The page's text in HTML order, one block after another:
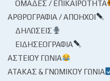
ΟΜΆΔΕΣ / ΕΠΙΚΑΙΡΌΤΗΤΑ
ΑΡΘΡΟΓΡΑΦΊΑ / ΑΠΌΗΧΟΙ
ΔΗΛΏΣΕΙΣ
ΕΙΔΗΣΕΟΓΡΑΦΊΑ
ΑΣΤΕΊΟΥ ΓΩΝΊΑ
ΑΤΆΚΑΣ & ΓΝΩΜΙΚΟΎ ΓΩΝΊΑ